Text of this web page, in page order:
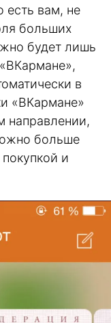
есть вам, не
больших
будет лишь
в
«ВКармане»
направлении,
больше
и